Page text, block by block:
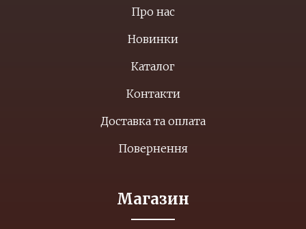
Про нас
Новинки
Каталог
Контакти
Доставка та оплата
Повернення
Магазин